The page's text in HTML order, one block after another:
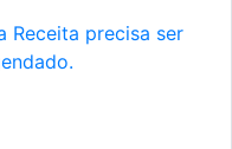
Receita precisa ser